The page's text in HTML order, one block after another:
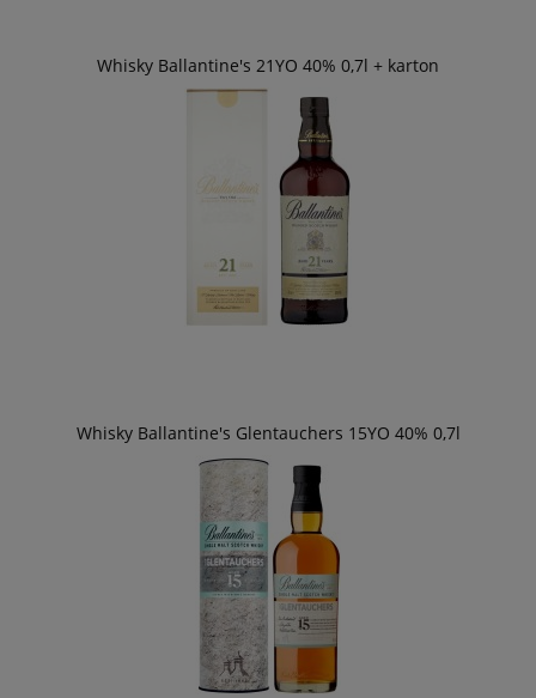
Whisky Ballantine's 21YO 40% 0,7l + karton
Whisky Ballantine's Glentauchers 15YO 40% 0,7l